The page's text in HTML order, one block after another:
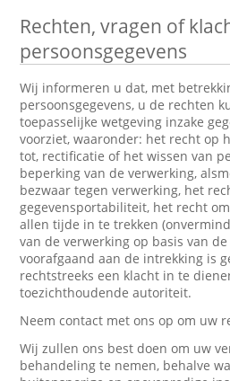
Rechten, vragen of
persoonsgegevens
Wij informeren u dat, met
persoonsgegevens, u de rechten
toepasselijke wetgeving inzake
voorziet, waaronder: het recht op
tot, rectificatie of het wissen van
beperking van de verwerking,
bezwaar tegen verwerking, het
gegevensportabiliteit, het recht
allen tijde in te trekken
van de verwerking op basis van
voorafgaand aan de intrekking is
rechtstreeks een klacht in te
toezichthoudende autoriteit.
Neem contact met ons op om uw
Wij zullen ons best doen om uw
behandeling te nemen, behalve